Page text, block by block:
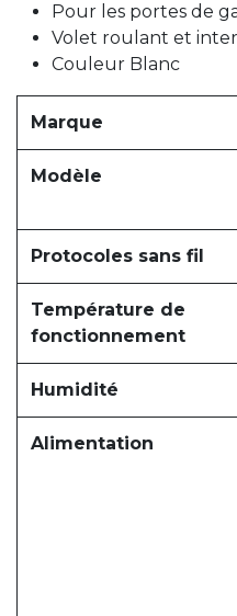
Pour les portes de
Volet roulant et
Couleur Blanc
Marque
Modèle
Protocoles sans fil
Température de
fonctionnement
Humidité
Alimentation